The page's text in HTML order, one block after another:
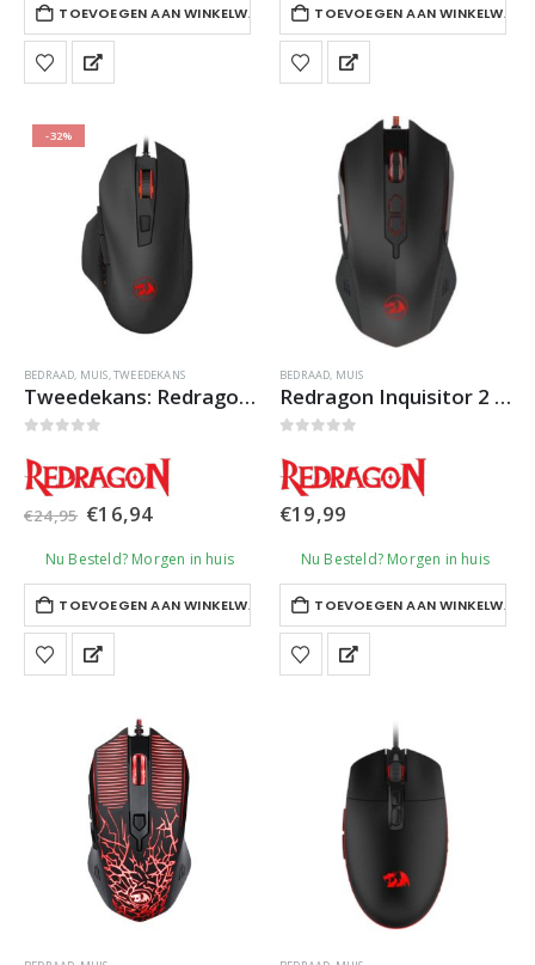
TOEVOEGEN AAN WINKELWAGEN TOEVOEGEN AAN
-32%
BEDRAAD, MUIS,TWEEDEKANS
Tweedekans: Redragon Gainer M610 Gaming Muis
€24,95 Oorspronkelijke
prijs
was:
€24,95.
€16,94Huidige
is:
€16,94.
Nu Besteld? Morgen in huis
TOEVOEGEN AAN WINKELWAGEN
BEDRAAD, MUIS
Redragon Inquisitor 2 M716A Gaming Muis
€19,99
Nu Besteld? Morgen in huis
TOEVOEGEN AAN